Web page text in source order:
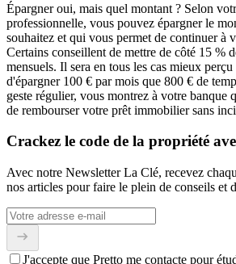
Épargner oui, mais quel montant ? Selon
professionnelle, vous pouvez épargner le
souhaitez et qui vous permet de continuer à
Certains conseillent de mettre de côté 15 %
mensuels. Il sera en tous les cas mieux perçu
d'épargner 100 € par mois que 800 € de
geste régulier, vous montrez à votre banque
de rembourser votre prêt immobilier sans
Crackez le code de la propriété
Avec notre Newsletter La Clé, recevez
nos articles pour faire le plein de conseils et
J'accepte que Pretto me contacte pour